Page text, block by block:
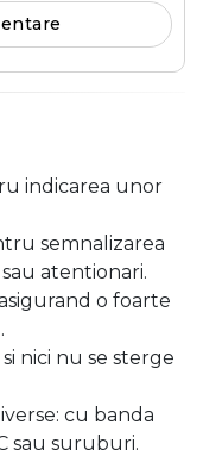
indicarea unor
semnalizarea
atentionari.
o foarte
nici nu se sterge
cu banda
sau suruburi.